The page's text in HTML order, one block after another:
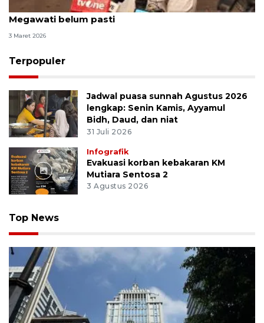
Seskab: Iftar Ramadhan, Jokowi--SBY hadir,
Megawati belum pasti
3 Maret 2026
Terpopuler
Jadwal puasa sunnah Agustus 2026
lengkap: Senin Kamis, Ayyamul
Bidh, Daud, dan niat
31 Juli 2026
Infografik
Evakuasi korban kebakaran KM
Mutiara Sentosa 2
3 Agustus 2026
Top News